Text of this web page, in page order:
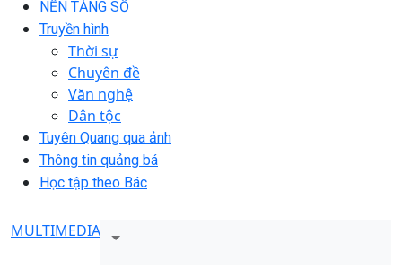
NỀN TẢNG SỐ
Truyền hình
Thời sự
Chuyên đề
Văn nghệ
Dân tộc
Tuyên Quang qua ảnh
Thông tin quảng bá
Học tập theo Bác
MULTIMEDIA